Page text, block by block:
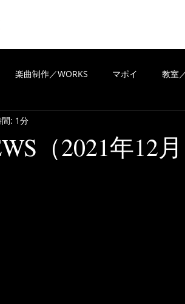
楽曲制作／WORKS マポイ 教室
／WORKS
（2021年12
: 1分